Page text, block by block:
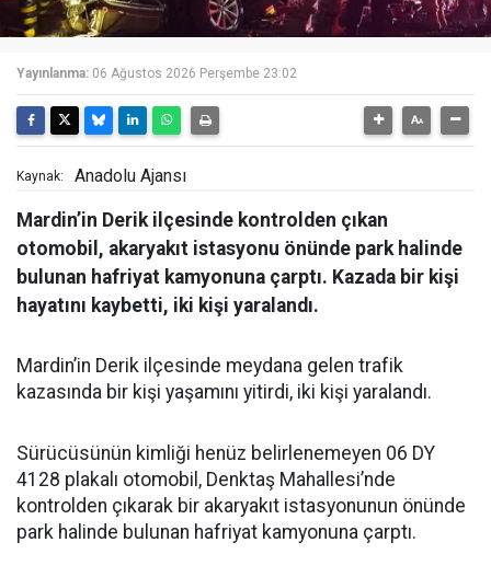
Yayınlanma: 06 Ağustos 2026 Perşembe 23:02
Kaynak: Anadolu Ajansı
Mardin’in Derik ilçesinde kontrolden çıkan
otomobil, akaryakıt istasyonu önünde park halinde
bulunan hafriyat kamyonuna çarptı. Kazada bir kişi
hayatını kaybetti, iki kişi yaralandı.
Mardin’in Derik ilçesinde meydana gelen trafik
kazasında bir kişi yaşamını yitirdi, iki kişi yaralandı.
Sürücüsünün kimliği henüz belirlenemeyen 06 DY
4128 plakalı otomobil, Denktaş Mahallesi’nde
kontrolden çıkarak bir akaryakıt istasyonunun önünde
park halinde bulunan hafriyat kamyonuna çarptı.